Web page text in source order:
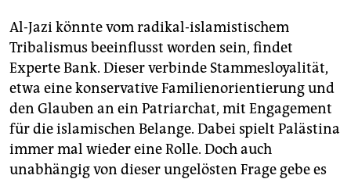
Al-Jazi könnte vom radikal-islamistischem
Tribalismus beeinflusst worden sein, findet
Experte Bank. Dieser verbinde Stammesloyalität,
etwa eine konservative Familienorientierung und
den Glauben an ein Patriarchat, mit Engagement
für die islamischen Belange. Dabei spielt Palästina
immer mal wieder eine Rolle. Doch auch
unabhängig von dieser ungelösten Frage gebe es